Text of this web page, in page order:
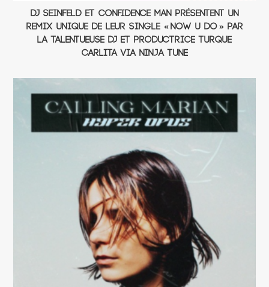
DJ Seinfeld et Confidence Man présentent un
remix unique de leur single « Now U Do » par
la talentueuse DJ et productrice turque
Carlita via Ninja Tune